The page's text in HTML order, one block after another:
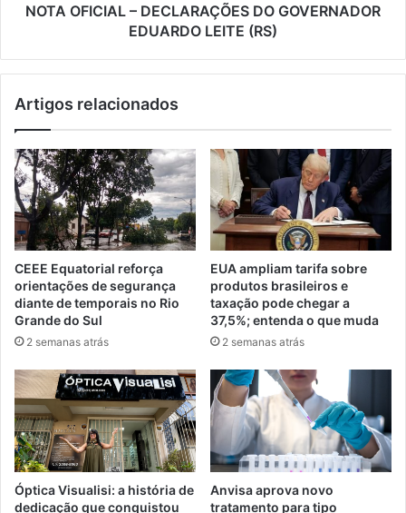
NOTA OFICIAL – DECLARAÇÕES DO GOVERNADOR
EDUARDO LEITE (RS)
Artigos relacionados
CEEE Equatorial reforça
orientações de segurança
diante de temporais no Rio
Grande do Sul
2 semanas atrás
EUA ampliam tarifa sobre
produtos brasileiros e
taxação pode chegar a
37,5%; entenda o que muda
2 semanas atrás
Óptica Visualisi: a história de
dedicação que conquistou
Anvisa aprova novo
tratamento para tipo